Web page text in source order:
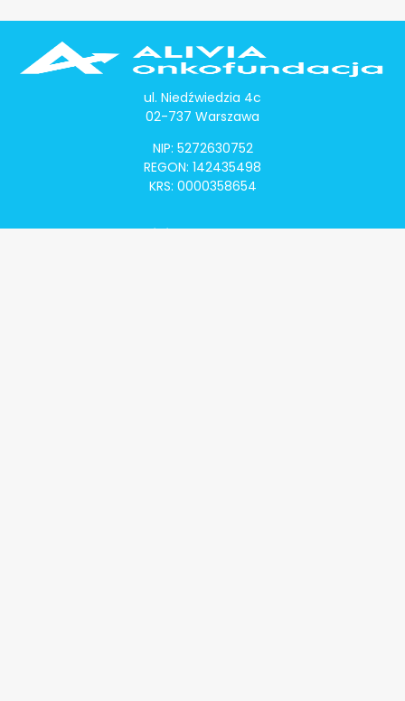
ul. Niedźwiedzia 4c
02-737 Warszawa
NIP: 5272630752
REGON: 142435498
KRS: 0000358654
Alivia Onkomapa